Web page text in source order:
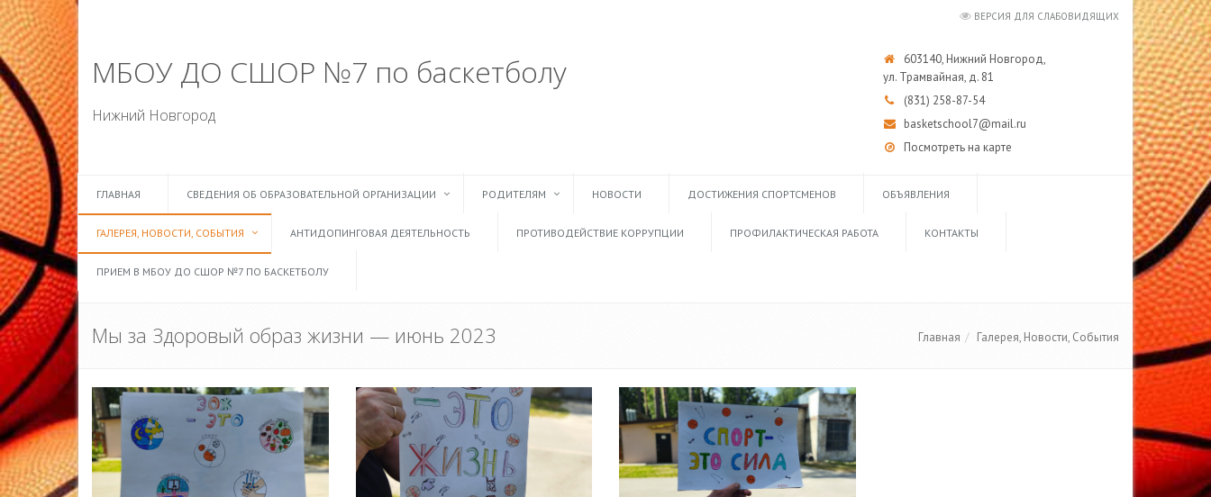
ВЕРСИЯ ДЛЯ СЛАБОВИДЯЩИХ
МБОУ ДО СШОР №7 по баскетболу
Нижний Новгород
603140, Нижний Новгород,
ул. Трамвайная, д. 81
(831) 258-87-54
basketschool7@mail.ru
Посмотреть на карте
ГЛАВНАЯ СВЕДЕНИЯ ОБ ОБРАЗОВАТЕЛЬНОЙ ОРГАНИЗАЦИИ РОДИТЕЛЯМ НОВОСТИ ДОСТИЖЕНИЯ СПОРТСМЕНОВ ОБЪЯВЛЕНИЯ
ГАЛЕРЕЯ, НОВОСТИ, СОБЫТИЯ АНТИДОПИНГОВАЯ ДЕЯТЕЛЬНОСТЬ ПРОТИВОДЕЙСТВИЕ КОРРУПЦИИ ПРОФИЛАКТИЧЕСКАЯ РАБОТА КОНТАКТЫ
ПРИЕМ В МБОУ ДО СШОР №7 ПО БАСКЕТБОЛУ
Мы за Здоровый образ жизни — июнь 2023 Главная Галерея, Новости, События